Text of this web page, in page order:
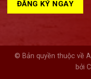
© Bản quyền thuộc về
bởi